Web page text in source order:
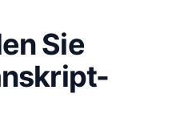
Sie